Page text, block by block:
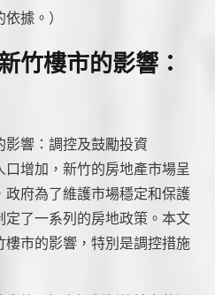
據。）
竹樓市的影響：
響：調控及鼓勵投資
增加，新竹的房地產市場呈
府為了維護市場穩定和保護
了一系列的房地政策。本文
市的影響，特別是調控措施